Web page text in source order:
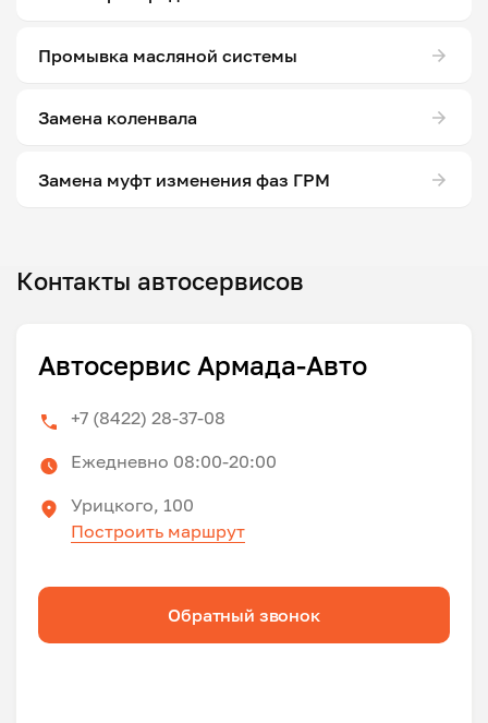
Промывка масляной системы
Замена коленвала
Замена муфт изменения фаз ГРМ
Контакты автосервисов
Автосервис Армада-Авто
+7 (8422) 28-37-08
Ежедневно 08:00-20:00
Урицкого, 100
Построить маршрут
Обратный звонок